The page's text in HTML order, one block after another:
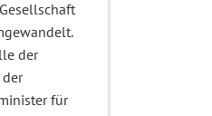
der
der
für